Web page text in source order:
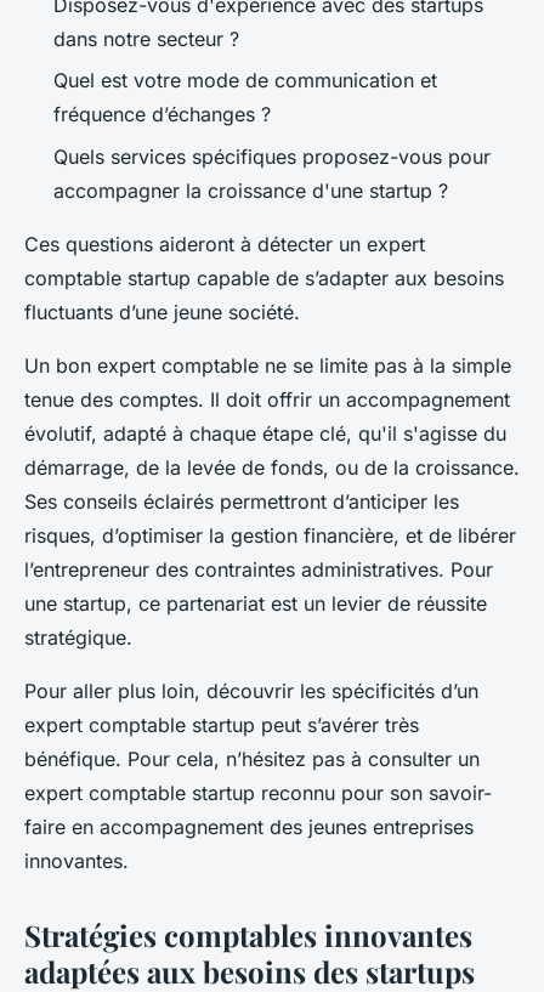
Disposez-vous d'expérience avec des startups
dans notre secteur ?
Quel est votre mode de communication et
fréquence d’échanges ?
Quels services spécifiques proposez-vous pour
accompagner la croissance d'une startup ?
Ces questions aideront à détecter un expert
comptable startup capable de s’adapter aux besoins
fluctuants d’une jeune société.
Un bon expert comptable ne se limite pas à la simple
tenue des comptes. Il doit offrir un accompagnement
évolutif, adapté à chaque étape clé, qu'il s'agisse du
démarrage, de la levée de fonds, ou de la croissance.
Ses conseils éclairés permettront d’anticiper les
risques, d’optimiser la gestion financière, et de libérer
l’entrepreneur des contraintes administratives. Pour
une startup, ce partenariat est un levier de réussite
stratégique.
Pour aller plus loin, découvrir les spécificités d’un
expert comptable startup peut s’avérer très
bénéfique. Pour cela, n’hésitez pas à consulter un
expert comptable startup reconnu pour son savoir-
faire en accompagnement des jeunes entreprises
innovantes.
Stratégies comptables innovantes
adaptées aux besoins des startups